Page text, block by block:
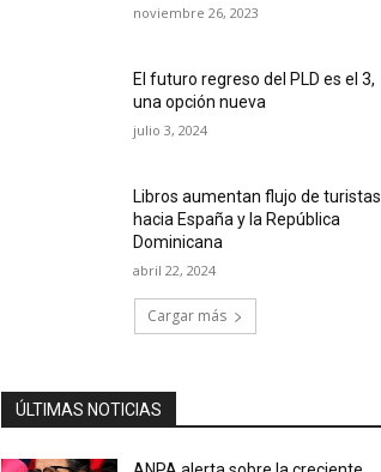
noviembre 26, 2023
El futuro regreso del PLD es el 3,
una opción nueva
julio 3, 2024
Libros aumentan flujo de turistas
hacia España y la República
Dominicana
abril 22, 2024
Cargar más
ÚLTIMAS NOTICIAS